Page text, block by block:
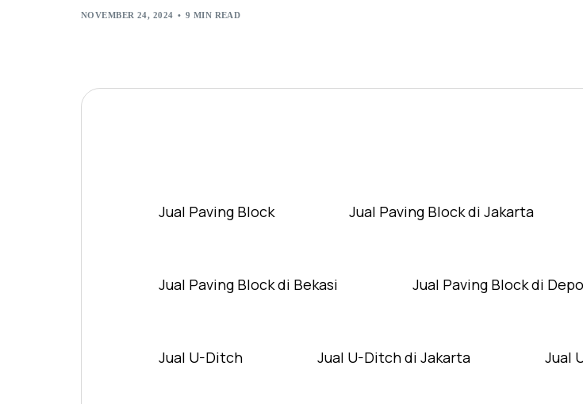
NOVEMBER 24, 2024 9 MIN READ
Jual Paving Block Jual Paving Block di Jakarta
Jual Paving Block di Bekasi Jual Paving Block di
Jual U-Ditch Jual U-Ditch di Jakarta Jual